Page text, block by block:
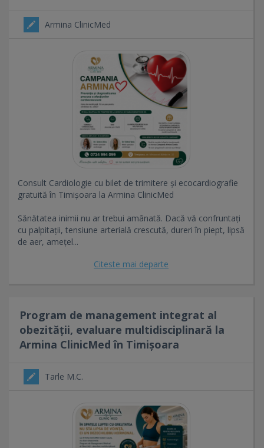
Armina ClinicMed
Consult Cardiologie cu bilet de trimitere și ecocardiografie
gratuită în Timișoara la Armina ClinicMed
Sănătatea inimii nu ar trebui amânată. Dacă vă confruntați
cu palpitații, tensiune arterială crescută, dureri în piept, lipsă
de aer, amețel...
Citeste mai departe
Program de management integrat al
obezității, evaluare multidisciplinară la
Armina ClinicMed în Timișoara
Tarle M.C.